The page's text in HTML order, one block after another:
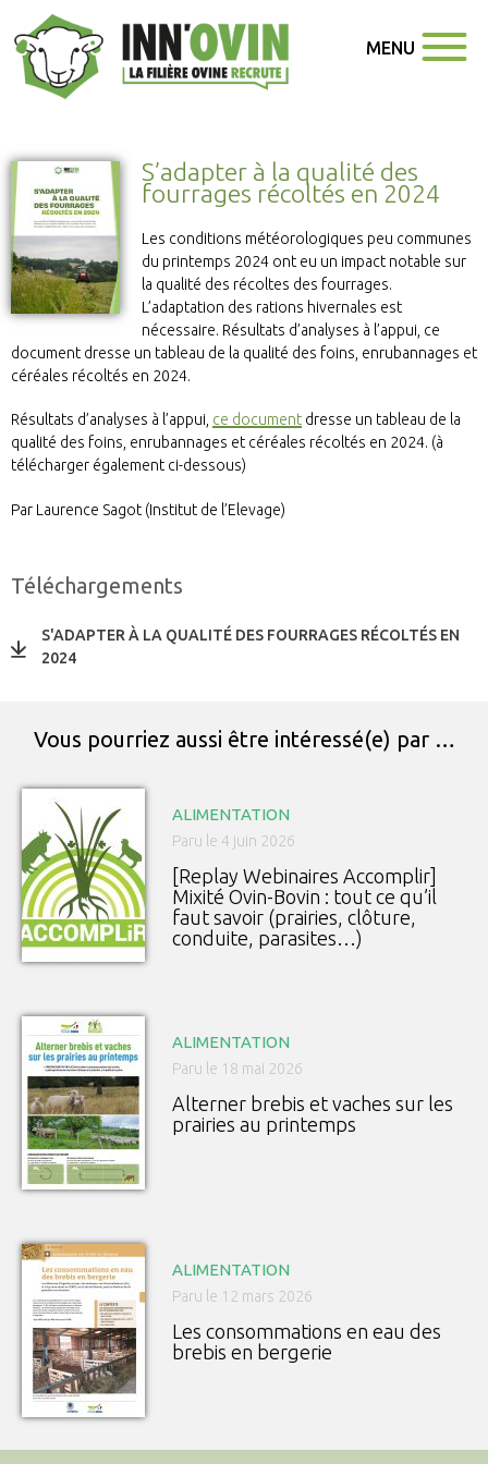
MENU
S’adapter à la qualité des
fourrages récoltés en 2024
Les conditions météorologiques peu communes
du printemps 2024 ont eu un impact notable sur
la qualité des récoltes des fourrages.
L’adaptation des rations hivernales est
nécessaire. Résultats d’analyses à l’appui, ce
document dresse un tableau de la qualité des foins, enrubannages et
céréales récoltés en 2024.
Résultats d’analyses à l’appui, ce document dresse un tableau de la
qualité des foins, enrubannages et céréales récoltés en 2024. (à
télécharger également ci-dessous)
Par Laurence Sagot (Institut de l’Elevage)
Téléchargements
S'ADAPTER À LA QUALITÉ DES FOURRAGES RÉCOLTÉS EN
2024
Vous pourriez aussi être intéressé(e) par …
ALIMENTATION
Paru le 4 juin 2026
[Replay Webinaires Accomplir]
Mixité Ovin-Bovin : tout ce qu’il
faut savoir (prairies, clôture,
conduite, parasites…)
ALIMENTATION
Paru le 18 mai 2026
Alterner brebis et vaches sur les
prairies au printemps
ALIMENTATION
Paru le 12 mars 2026
Les consommations en eau des
brebis en bergerie